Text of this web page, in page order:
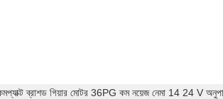
ব্রাশড গিয়ার মোটর 36PG কম নয়েজ নেমা 14 24 V